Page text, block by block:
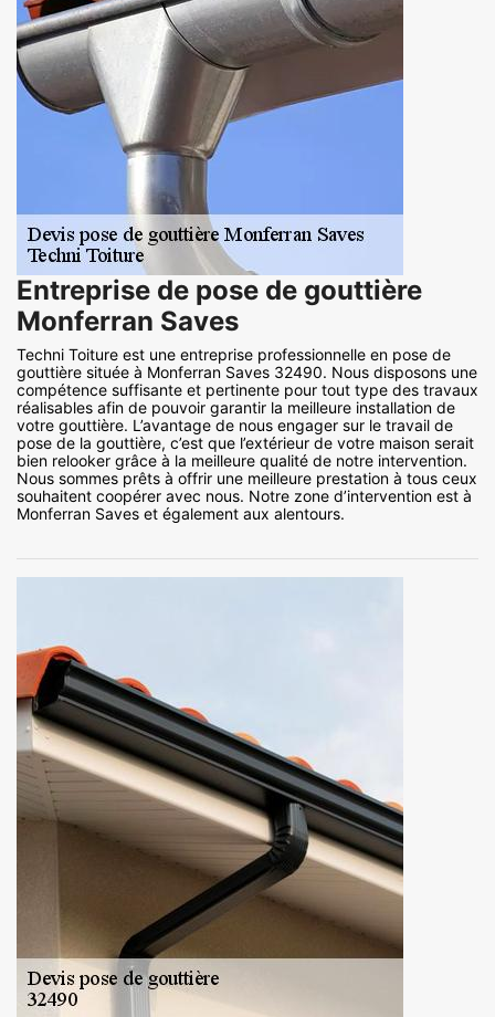
Entreprise de pose de gouttière
Monferran Saves
Techni Toiture est une entreprise professionnelle en pose de
gouttière située à Monferran Saves 32490. Nous disposons une
compétence suffisante et pertinente pour tout type des travaux
réalisables afin de pouvoir garantir la meilleure installation de
votre gouttière. L’avantage de nous engager sur le travail de
pose de la gouttière, c’est que l’extérieur de votre maison serait
bien relooker grâce à la meilleure qualité de notre intervention.
Nous sommes prêts à offrir une meilleure prestation à tous ceux
souhaitent coopérer avec nous. Notre zone d’intervention est à
Monferran Saves et également aux alentours.